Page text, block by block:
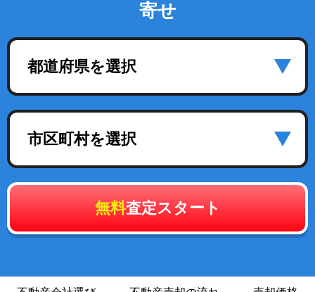
寄せ
都道府県を選択
市区町村を選択
無料査定スタート